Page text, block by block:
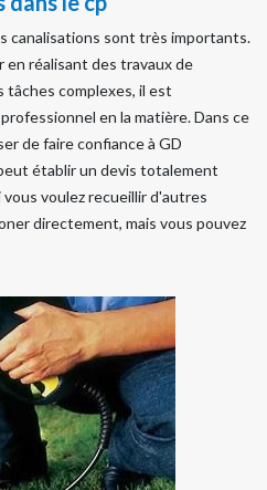
canalisations sont très importants.
réalisant des travaux de
tâches complexes, il est
en la matière. Dans ce
de faire confiance à GD
établir un devis totalement
voulez recueillir d'autres
directement, mais vous pouvez